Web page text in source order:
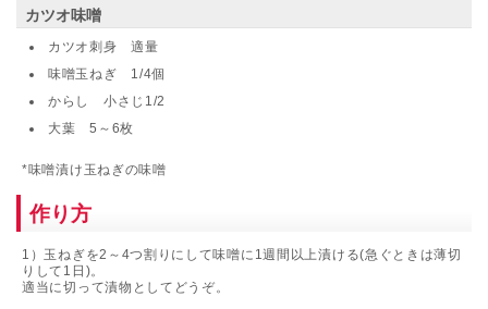
カツオ味噌
カツオ刺身 適量
味噌玉ねぎ 1/4個
からし 小さじ1/2
大葉 5～6枚
*味噌漬け玉ねぎの味噌
作り方
1）玉ねぎを2～4つ割りにして味噌に1週間以上漬ける(急ぐときは薄切
りして1日)。
適当に切って漬物としてどうぞ。